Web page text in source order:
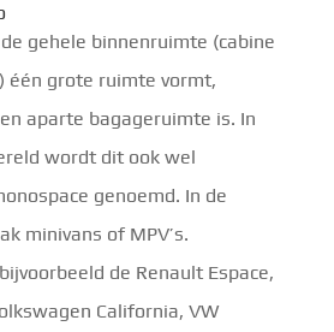
gehele binnenruimte (cabine
één grote ruimte vormt,
aparte bagageruimte is. In
wordt dit ook wel
genoemd. In de
minivans of MPV’s.
de Renault Espace,
California, VW